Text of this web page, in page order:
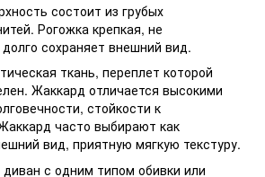
состоит из грубых
Рогожка крепкая, не
сохраняет внешний вид.
ткань, переплет которой
Жаккард отличается высокими
стойкости к
часто выбирают как
вид, приятную мягкую текстуру.
с одним типом обивки или